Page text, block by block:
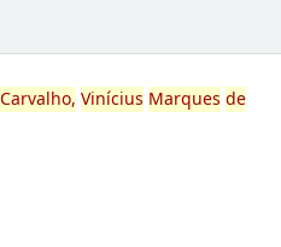
Carvalho, Vinícius Marques de